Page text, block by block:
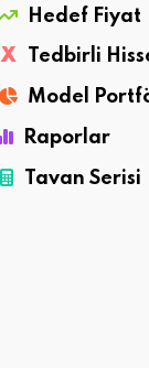
Hedef Fiyat
X
Tedbirli
Model
Raporlar
Tavan Serisi